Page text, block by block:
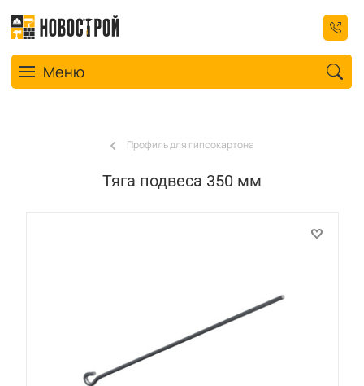
Toggle navigation
Меню
Профиль для гипсокартона
Тяга подвеса 350 мм